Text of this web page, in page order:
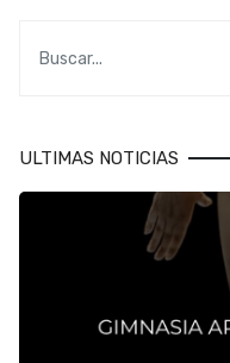
ULTIMAS NOTICIAS